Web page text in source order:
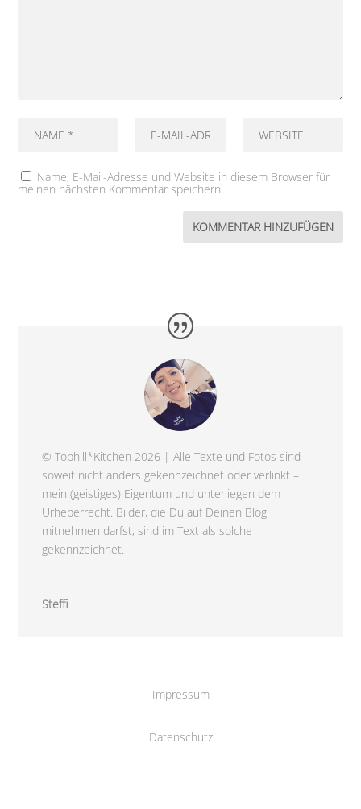
Name, E-Mail-Adresse und Website in diesem Browser für
meinen nächsten Kommentar speichern.
© Tophill*Kitchen 2026 | Alle Texte und Fotos sind –
soweit nicht anders gekennzeichnet oder verlinkt –
mein (geistiges) Eigentum und unterliegen dem
Urheberrecht. Bilder, die Du auf Deinen Blog
mitnehmen darfst, sind im Text als solche
gekennzeichnet.
Steffi
Impressum
Datenschutz